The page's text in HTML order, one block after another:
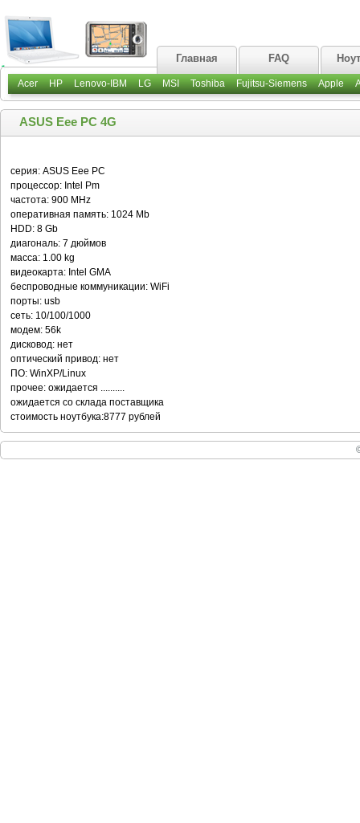
Главная FAQ
Acer HP Lenovo-IBM LG MSI Toshiba Fujitsu-Siemens Apple
ASUS Eee PC 4G
серия: ASUS Eee PC
процессор: Intel Pm
частота: 900 MHz
оперативная память: 1024 Mb
HDD: 8 Gb
диагональ: 7 дюймов
масса: 1.00 kg
видеокарта: Intel GMA
беспроводные коммуникации: WiFi
порты: usb
сеть: 10/100/1000
модем: 56k
дисковод: нет
оптический привод: нет
ПО: WinXP/Linux
прочее: ожидается ..........
ожидается со склада поставщика
стоимость ноутбука:8777 рублей